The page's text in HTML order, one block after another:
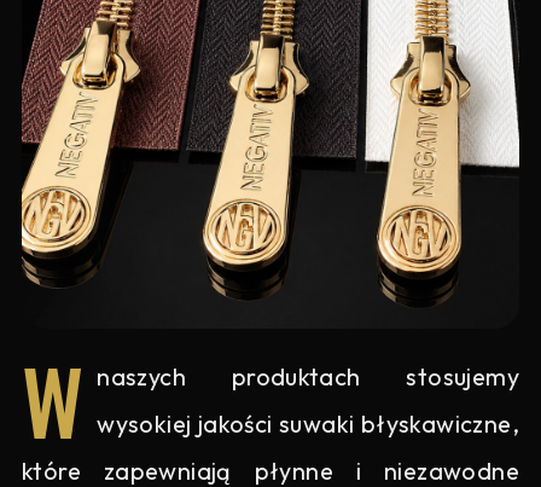
W naszych produktach stosujemy
wysokiej jakości suwaki błyskawiczne,
które zapewniają płynne i niezawodne